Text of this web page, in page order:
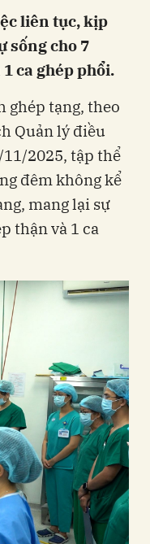
liên tục, kịp
sống cho 7
ca ghép phổi.
ghép tạng, theo
Quản lý điều
11/2025, tập thể
đêm không kể
mang lại sự
thận và 1 ca